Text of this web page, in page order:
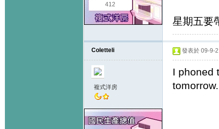
412
星期五要
Coletteli
複式洋房
發表於 09-9-
I phoned
tomorrow.